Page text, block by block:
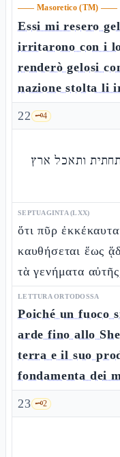
—— Masoretico (TM) ——
Essi mi resero
irritarono con i
renderò gelosi
nazione stolta li
22 🗝️4
ותאכל ארץ
SEPTUAGINTA (LXX)
ὅτι πῦρ
καυθήσεται ἕως
τὰ γενήματα
LETTURA ORTODOSSA
Poiché un fuoco
arde fino allo
terra e il suo
fondamenta dei
23 🗝️2